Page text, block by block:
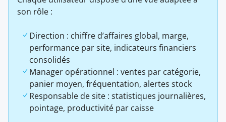
son rôle :
Direction : chiffre d’affaires global, marge,
performance par site, indicateurs financiers
consolidés
Manager opérationnel : ventes par catégorie,
panier moyen, fréquentation, alertes stock
Responsable de site : statistiques journalières,
pointage, productivité par caisse